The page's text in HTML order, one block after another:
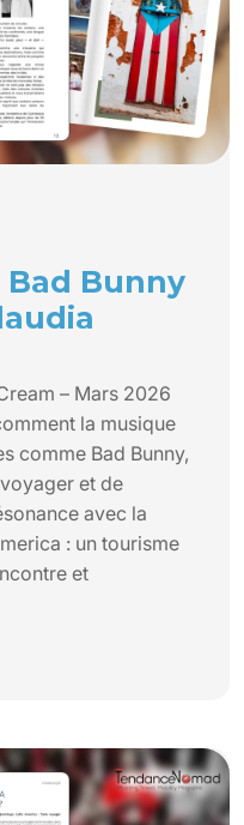
Bunny
– Mars 2026
la musique
comme Bad Bunny,
et de
avec la
: un tourisme
et